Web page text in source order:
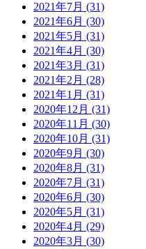
2021年7月 (31)
2021年6月 (30)
2021年5月 (31)
2021年4月 (30)
2021年3月 (31)
2021年2月 (28)
2021年1月 (31)
2020年12月 (31)
2020年11月 (30)
2020年10月 (31)
2020年9月 (30)
2020年8月 (31)
2020年7月 (31)
2020年6月 (30)
2020年5月 (31)
2020年4月 (29)
2020年3月 (30)